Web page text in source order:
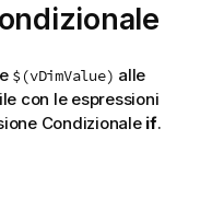
$(vDimValue) alle
con le espressioni
Condizionale if.